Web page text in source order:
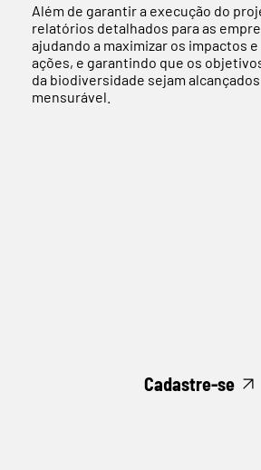
Além de garantir a execução do
relatórios detalhados para as
ajudando a maximizar os impactos
ações, e garantindo que os
da biodiversidade sejam
mensurável.
Cadastre-se